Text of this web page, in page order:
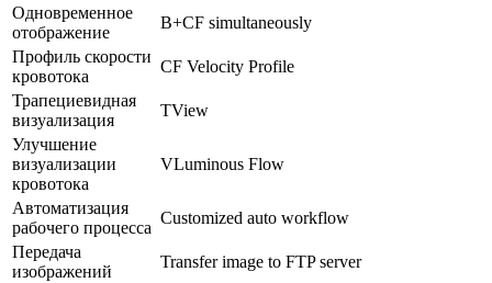
Одновременное
отображение
B+CF simultaneously
Профиль скорости
кровотока
CF Velocity Profile
Трапециевидная
визуализация
TView
Улучшение
визуализации
кровотока
VLuminous Flow
Автоматизация
рабочего процесса
Customized auto workflow
Передача
изображений
Transfer image to FTP server